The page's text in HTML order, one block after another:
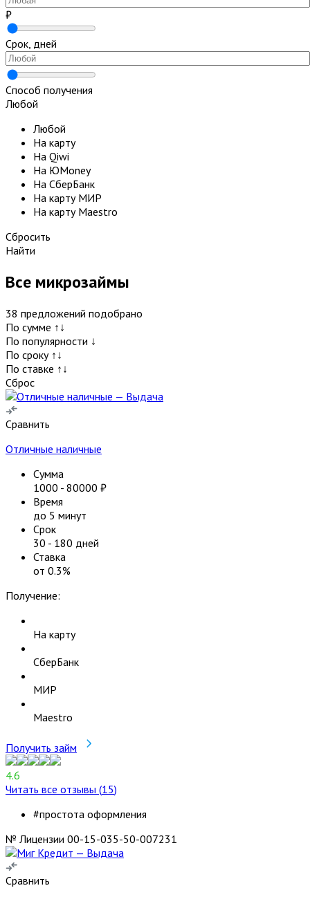
₽
Срок, дней
Способ получения
Любой
Любой
На карту
На Qiwi
На ЮMoney
На СберБанк
На карту МИР
На карту Maestro
Сбросить
Найти
Все микрозаймы
38 предложений подобрано
По сумме ↑↓
По популярности ↓
По сроку ↑↓
По ставке ↑↓
Сброс
Сравнить
Отличные наличные
Сумма
1000 - 80000 ₽
Время
до 5 минут
Срок
30 - 180 дней
Ставка
от 0.3%
Получение:
На карту
СберБанк
МИР
Maestro
Получить займ
4.6
Читать все отзывы (15)
#простота оформления
№ Лицензии 00-15-035-50-007231
Сравнить